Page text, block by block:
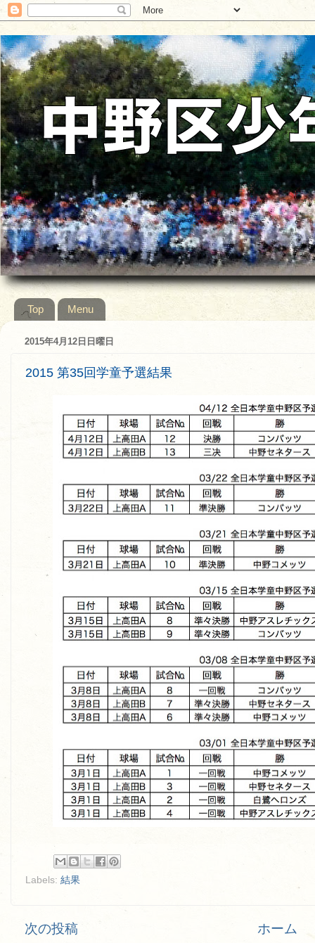
Top Menu
2015年4月12日日曜日
2015 第35回学童予選結果
Labels: 結果
次の投稿 ホーム